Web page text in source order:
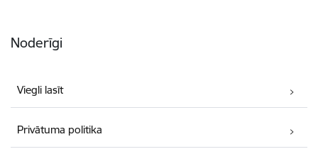
Noderīgi
Viegli lasīt
Privātuma politika